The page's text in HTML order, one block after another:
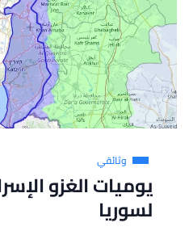
وثائقي
يوميات الغزو
لسوريا